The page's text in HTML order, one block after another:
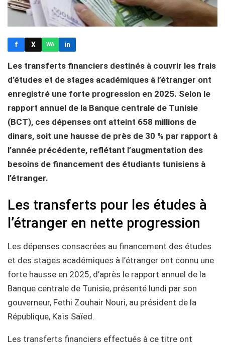
f X WA in
Les transferts financiers destinés à couvrir les frais
d’études et de stages académiques à l’étranger ont
enregistré une forte progression en 2025. Selon le
rapport annuel de la Banque centrale de Tunisie
(BCT), ces dépenses ont atteint 658 millions de
dinars, soit une hausse de près de 30 % par rapport à
l’année précédente, reflétant l’augmentation des
besoins de financement des étudiants tunisiens à
l’étranger.
Les transferts pour les études à
l’étranger en nette progression
Les dépenses consacrées au financement des études
et des stages académiques à l’étranger ont connu une
forte hausse en 2025, d’après le rapport annuel de la
Banque centrale de Tunisie, présenté lundi par son
gouverneur, Fethi Zouhair Nouri, au président de la
République, Kaïs Saïed.
Les transferts financiers effectués à ce titre ont